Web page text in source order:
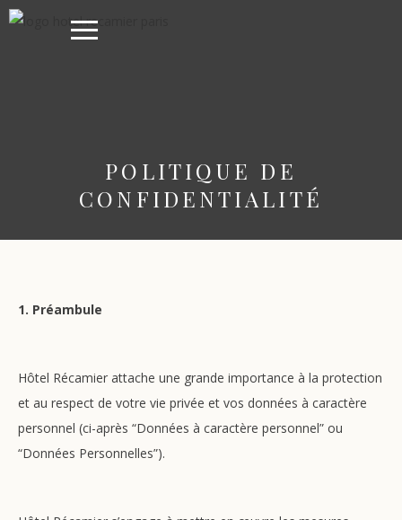
POLITIQUE DE
CONFIDENTIALITÉ
1. Préambule
Hôtel Récamier attache une grande importance à la protection
et au respect de votre vie privée et vos données à caractère
personnel (ci-après “Données à caractère personnel” ou
“Données Personnelles”).